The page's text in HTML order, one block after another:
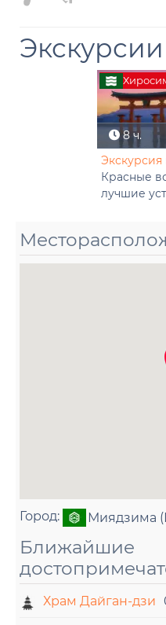
Экскурсии
8 ч.
Красные
лучшие
Город: Миядзима
Ближайшие
Храм Дайган-дзи